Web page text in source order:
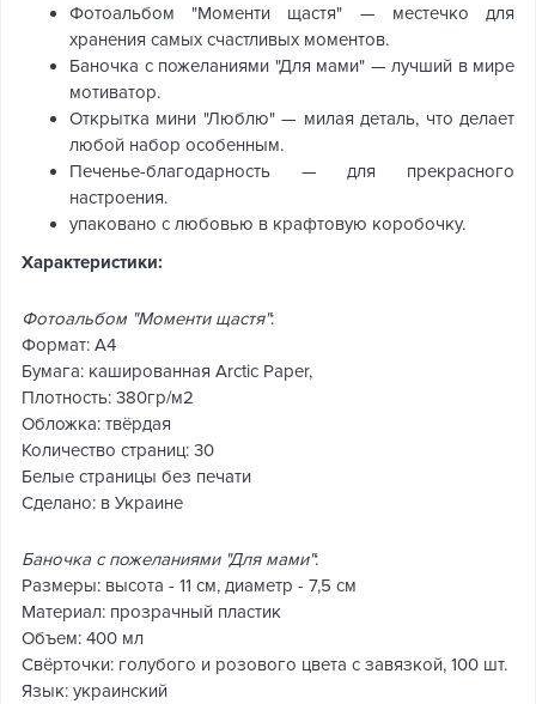
Фотоальбом "Моменти щастя" — местечко для
хранения самых счастливых моментов.
Баночка с пожеланиями "Для мами" — лучший в мире
мотиватор.
Открытка мини "Люблю" — милая деталь, что делает
любой набор особенным.
Печенье-благодарность — для прекрасного
настроения.
упаковано с любовью в крафтовую коробочку.
Характеристики:
Фотоальбом "Моменти щастя":
Формат: А4
Бумага: кашированная Arctic Paper,
Плотность: 380гр/м2
Обложка: твёрдая
Количество страниц: 30
Белые страницы без печати
Сделано: в Украине
Баночка с пожеланиями "Для мами":
Размеры: высота - 11 см, диаметр - 7,5 см
Материал: прозрачный пластик
Объем: 400 мл
Свёрточки: голубого и розового цвета с завязкой, 100 шт.
Язык: украинский